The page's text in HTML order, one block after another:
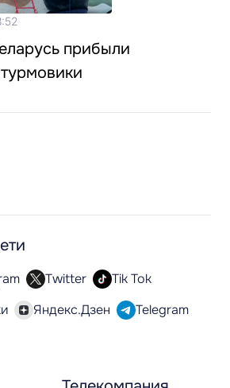
прибыли
Twitter
Tik Tok
Яндекс.Дзен
Telegram